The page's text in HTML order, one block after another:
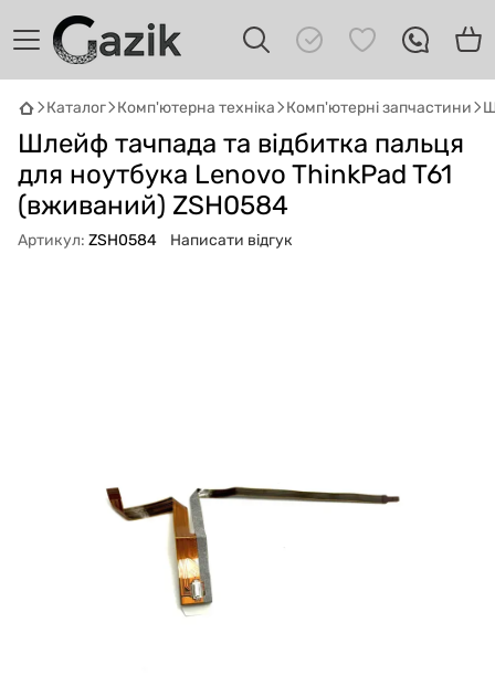
Каталог Комп'ютерна техніка Комп'ютерні запчастини
Шлейф тачпада та відбитка пальця
для ноутбука Lenovo ThinkPad T61
(вживаний) ZSH0584
Артикул: ZSH0584 Написати відгук
GAZIKAI
Онлайн · пошук техніки
Привіт! 👋 Я Gazik AI — допоможу
підібрати вживану комп'ютерну техніку.
Що шукаєш?